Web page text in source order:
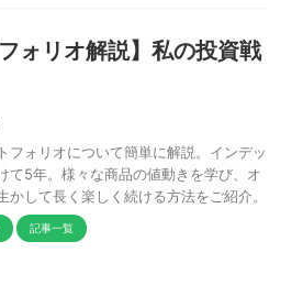
フォリオ解説】私の投資戦
フォリオについて簡単に解説。インデッ
て5年。様々な商品の値動きを学び、オ
かして長く楽しく続ける方法をご紹介。
記事一覧